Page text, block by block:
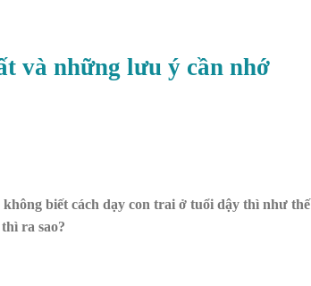
và những lưu ý cần nhớ
biết cách dạy con trai ở tuổi dậy thì như thế
ra sao?